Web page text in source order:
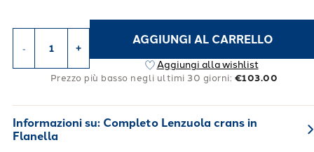
- +
AGGIUNGI AL CARRELLO
Aggiungi alla wishlist
Prezzo più basso negli ultimi 30 giorni: €103.00
Informazioni su: Completo Lenzuola crans in
Flanella